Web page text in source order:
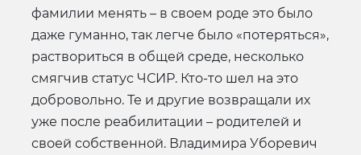
фамилии менять – в своем роде это было
даже гуманно, так легче было «потеряться»,
раствориться в общей среде, несколько
смягчив статус ЧСИР. Кто-то шел на это
добровольно. Те и другие возвращали их
уже после реабилитации – родителей и
своей собственной. Владимира Уборевич